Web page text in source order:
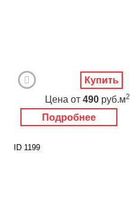
Подробнее
Цена от 490 руб.м2
Купить
ID 1199